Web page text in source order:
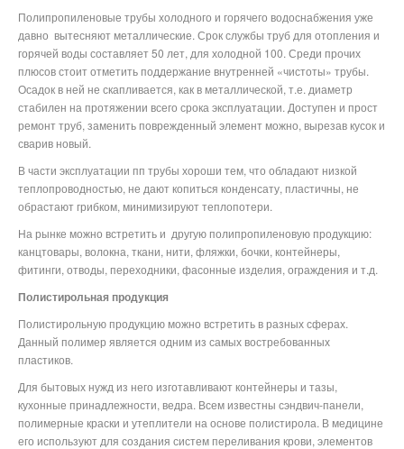
Полипропиленовые трубы холодного и горячего водоснабжения уже
давно вытесняют металлические. Срок службы труб для отопления и
горячей воды составляет 50 лет, для холодной 100. Среди прочих
плюсов стоит отметить поддержание внутренней «чистоты» трубы.
Осадок в ней не скапливается, как в металлической, т.е. диаметр
стабилен на протяжении всего срока эксплуатации. Доступен и прост
ремонт труб, заменить поврежденный элемент можно, вырезав кусок и
сварив новый.
В части эксплуатации пп трубы хороши тем, что обладают низкой
теплопроводностью, не дают копиться конденсату, пластичны, не
обрастают грибком, минимизируют теплопотери.
На рынке можно встретить и другую полипропиленовую продукцию:
канцтовары, волокна, ткани, нити, фляжки, бочки, контейнеры,
фитинги, отводы, переходники, фасонные изделия, ограждения и т.д.
Полистирольная продукция
Полистирольную продукцию можно встретить в разных сферах.
Данный полимер является одним из самых востребованных
пластиков.
Для бытовых нужд из него изготавливают контейнеры и тазы,
кухонные принадлежности, ведра. Всем известны сэндвич-панели,
полимерные краски и утеплители на основе полистирола. В медицине
его используют для создания систем переливания крови, элементов